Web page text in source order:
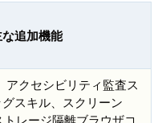
追加機能
アクセシビリティ監査ス
スキル、スクリーン